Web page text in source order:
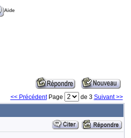
Aide
<< PrécédentPage de 3 Suivant >>